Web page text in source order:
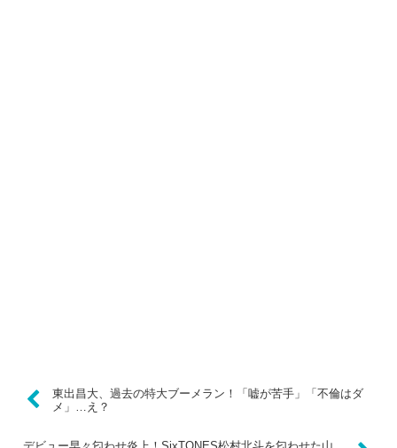
東出昌大、過去の特大ブーメラン！「嘘が苦手」「不倫はダ
メ」…え？